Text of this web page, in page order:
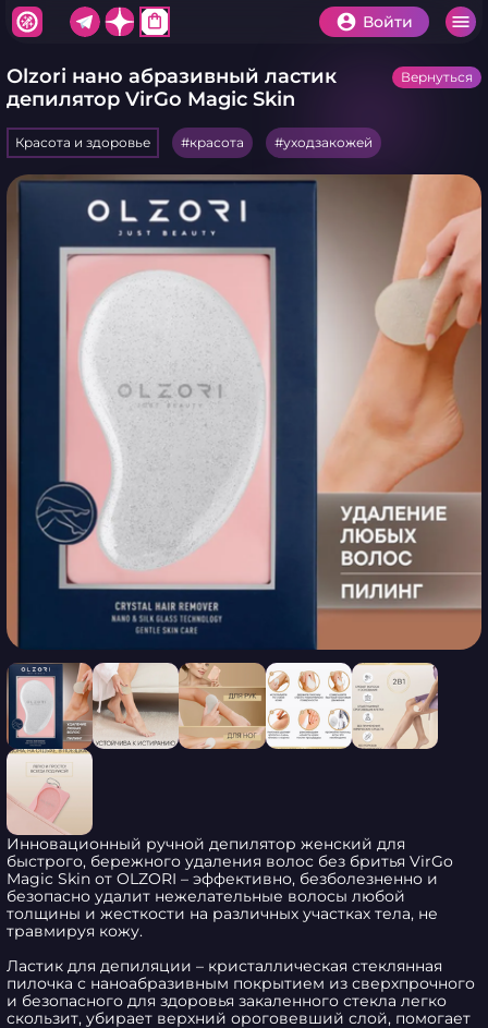
shopping_bag Войти
Olzori нано абразивный ластик
депилятор VirGo Magic Skin
Вернуться
Красота и здоровье красота уходзакожей
Инновационный ручной депилятор женский для
быстрого, бережного удаления волос без бритья VirGo
Magic Skin от OLZORI – эффективно, безболезненно и
безопасно удалит нежелательные волосы любой
толщины и жесткости на различных участках тела, не
травмируя кожу.
Ластик для депиляции – кристаллическая стеклянная
пилочка с наноабразивным покрытием из сверхпрочного
и безопасного для здоровья закаленного стекла легко
скользит, убирает верхний ороговевший слой, помогает